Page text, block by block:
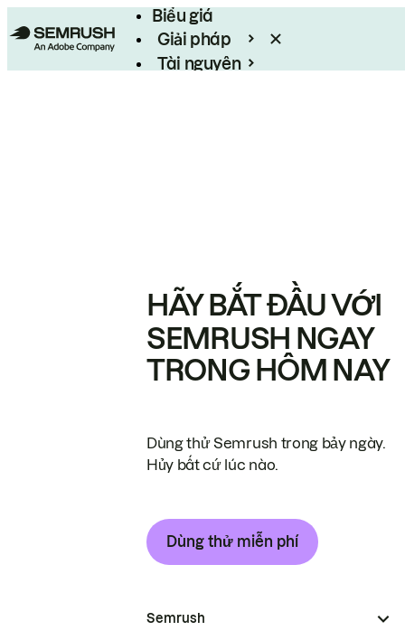
Biểu giá
Giải pháp
Tài nguyên
HÃY BẮT ĐẦU VỚI
SEMRUSH NGAY
TRONG HÔM NAY
Dùng thử Semrush trong bảy ngày.
Hủy bất cứ lúc nào.
Dùng thử miễn phí
Semrush